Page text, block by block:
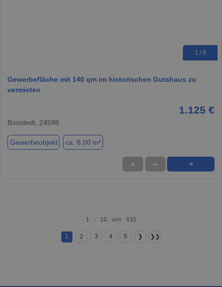
1 / 6
Gewerbefläche mit 140 qm im historischen Gutshaus zu
vermieten
1.125 €
Boostedt, 24598
Gewerbeobjekt ca. 8,00 m²
★ ➦ ➜
1 - 10 von 435
1 2 3 4 5 ❯ ❯❯